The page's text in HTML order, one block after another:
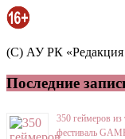
(C) АУ РК «Редакция
Последние
350 геймеров
фестиваль